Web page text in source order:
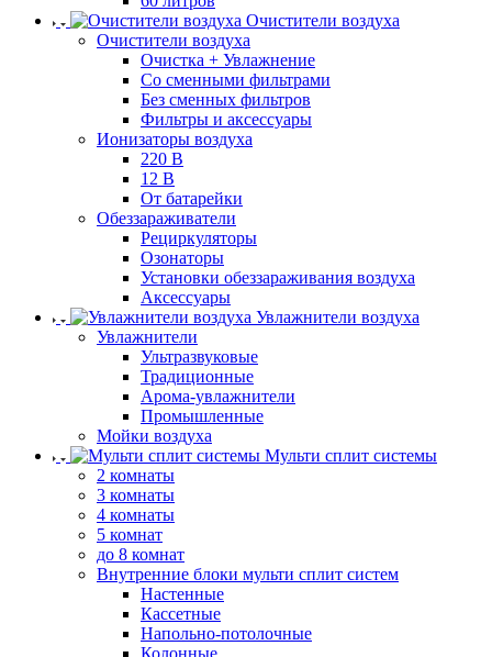
Очистители воздуха
Очистители воздуха
Очистка + Увлажнение
Cо сменными фильтрами
Без сменных фильтров
Фильтры и аксессуары
Ионизаторы воздуха
220 В
12 В
От батарейки
Обеззараживатели
Рециркуляторы
Озонаторы
Установки обеззараживания воздуха
Аксессуары
Увлажнители воздуха
Увлажнители
Ультразвуковые
Традиционные
Арома-увлажнители
Промышленные
Мойки воздуха
Мульти сплит системы
2 комнаты
3 комнаты
4 комнаты
5 комнат
до 8 комнат
Внутренние блоки мульти сплит систем
Настенные
Кассетные
Напольно-потолочные
Колонные